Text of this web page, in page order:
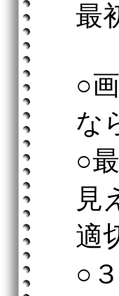
最
○
な
○
見
適
○